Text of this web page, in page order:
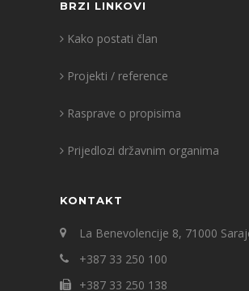
BRZI LINKOVI
Kako postati član
Projekti / reference
Rasprave o propisima
Prijedlozi državnim organima
KONTAKT
La Benevolencije 8, 71000
+387 33 250 100
+387 33 250 138